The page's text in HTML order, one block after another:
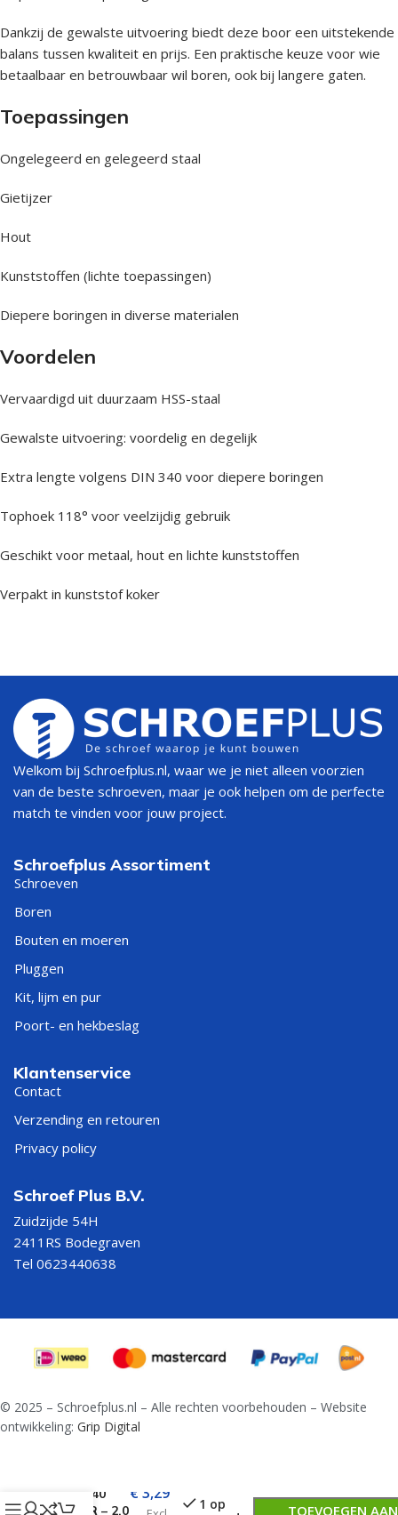
Dankzij de gewalste uitvoering biedt deze boor een uitstekende
balans tussen kwaliteit en prijs. Een praktische keuze voor wie
betaalbaar en betrouwbaar wil boren, ook bij langere gaten.
Toepassingen
Ongelegeerd en gelegeerd staal
Gietijzer
Hout
Kunststoffen (lichte toepassingen)
Diepere boringen in diverse materialen
Voordelen
Vervaardigd uit duurzaam HSS-staal
Gewalste uitvoering: voordelig en degelijk
Extra lengte volgens DIN 340 voor diepere boringen
Tophoek 118° voor veelzijdig gebruik
Geschikt voor metaal, hout en lichte kunststoffen
Verpakt in kunststof koker
Welkom bij Schroefplus.nl, waar we je niet alleen voorzien
van de beste schroeven, maar je ook helpen om de perfecte
match te vinden voor jouw project.
Schroefplus Assortiment
Schroeven
Boren
Bouten en moeren
Pluggen
Kit, lijm en pur
Poort- en hekbeslag
Klantenservice
Contact
Verzending en retouren
Privacy policy
Schroef Plus B.V.
Zuidzijde 54H
2411RS Bodegraven
Tel 0623440638
© 2025 – Schroefplus.nl – Alle rechten voorbehouden – Website
ontwikkeling: Grip Digital
DIN 340
HSS-R – 2,0
€ 3,29
1 op
TOEVOEGEN